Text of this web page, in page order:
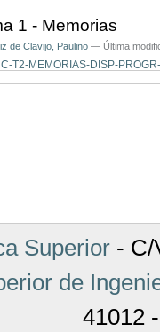
1 - Memorias
de Clavijo, Paulino — Última
T2-MEMORIAS-DISP-
Superior- C/
de
41012